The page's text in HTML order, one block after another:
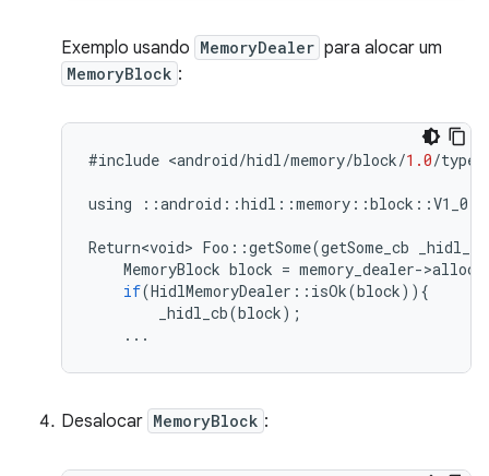
Exemplo usando MemoryDealer para alocar um
MemoryBlock :
#include <android/hidl/memory/block/1.0/types
using ::android ::hidl ::memory ::block ::V1_0
Return<void> Foo ::getSome(getSome_cb _hidl_cb
MemoryBlock block = memory_dealer->
if(HidlMemoryDealer :: isOk(block)){
_hidl_cb(block);
...
Desalocar MemoryBlock :